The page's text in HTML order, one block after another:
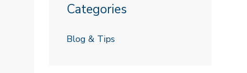
Categories
Blog & Tips